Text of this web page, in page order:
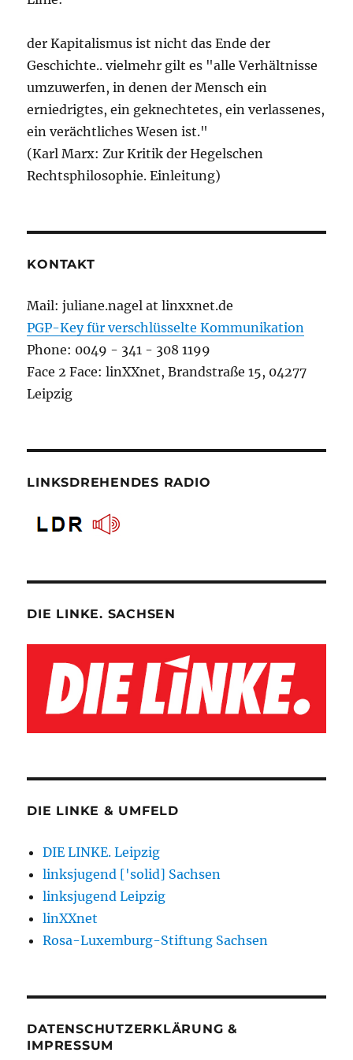
der Kapitalismus ist nicht das Ende der
Geschichte.. vielmehr gilt es "alle Verhältnisse
umzuwerfen, in denen der Mensch ein
erniedrigtes, ein geknechtetes, ein verlassenes,
ein verächtliches Wesen ist."
(Karl Marx: Zur Kritik der Hegelschen
Rechtsphilosophie. Einleitung)
KONTAKT
Mail: juliane.nagel at linxxnet.de
PGP-Key für verschlüsselte Kommunikation
Phone: 0049 - 341 - 308 1199
Face 2 Face: linXXnet, Brandstraße 15, 04277
Leipzig
LINKSDREHENDES RADIO
DIE LINKE. SACHSEN
DIE LINKE & UMFELD
DIE LINKE. Leipzig
linksjugend ['solid] Sachsen
linksjugend Leipzig
linXXnet
Rosa-Luxemburg-Stiftung Sachsen
DATENSCHUTZERKLÄRUNG &
IMPRESSUM